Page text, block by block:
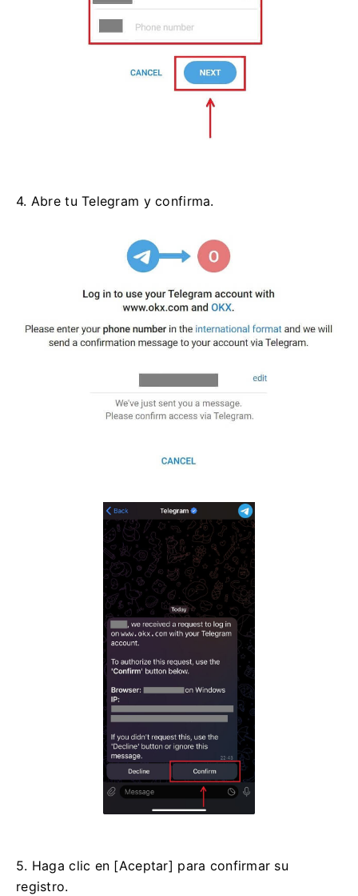
4. Abre tu Telegram y confirma.
5. Haga clic en [Aceptar] para confirmar su
registro.